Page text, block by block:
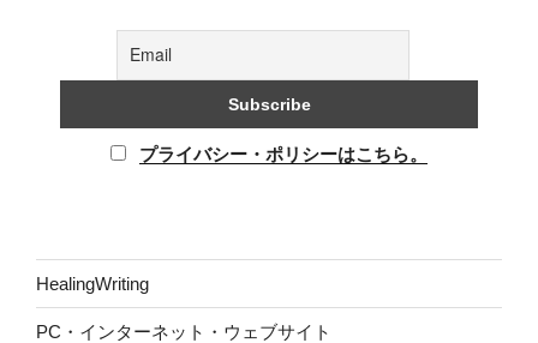
プライバシー・ポリシーはこちら。
HealingWriting
PC・インターネット・ウェブサイト